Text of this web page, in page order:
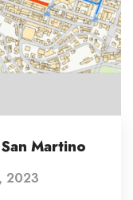
Martino
2023